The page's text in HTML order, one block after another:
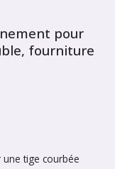
pour
fourniture
tige courbée